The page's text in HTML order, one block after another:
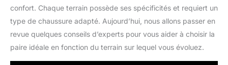
confort. Chaque terrain possède ses spécificités et requiert un
type de chaussure adapté. Aujourd’hui, nous allons passer en
revue quelques conseils d’experts pour vous aider à choisir la
paire idéale en fonction du terrain sur lequel vous évoluez.